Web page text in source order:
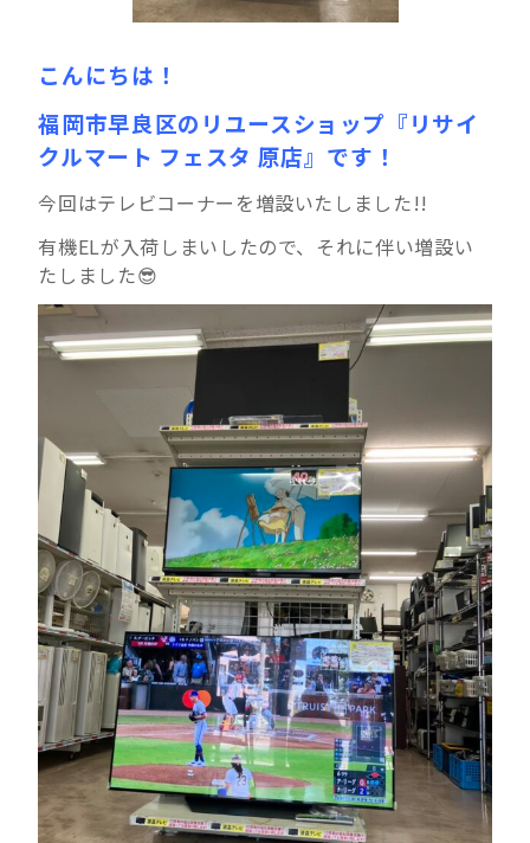
こんにちは！
福岡市早良区のリユースショップ『リサイ
クルマート フェスタ 原店』です！
今回はテレビコーナーを増設いたしました!!
有機ELが入荷しまいしたので、それに伴い増設い
たしました😎